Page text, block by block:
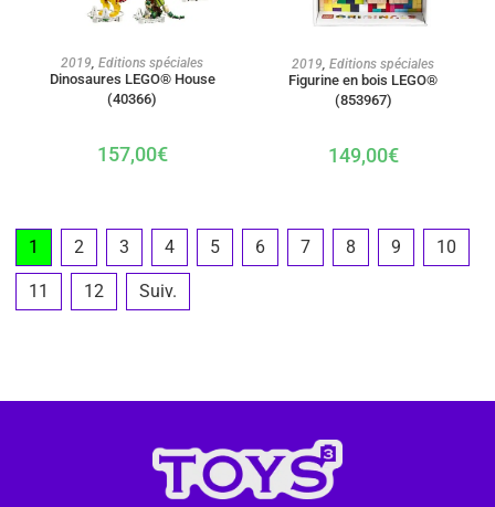
AJOUTER AU PANIER
2019, Editions spéciales
Dinosaures LEGO® House
(40366)
157,00€
AJOUTER AU PANIER
2019, Editions spéciales
Figurine en bois LEGO®
(853967)
149,00€
1 2 3 4 5 6 7 8 9 10
11 12 Suiv.